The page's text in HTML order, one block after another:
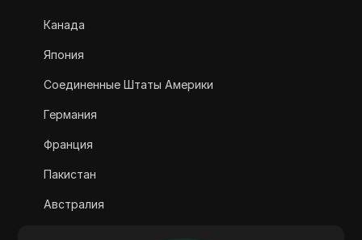
Канада
Япония
Соединенные Штаты Америки
Германия
Франция
Пакистан
Австралия